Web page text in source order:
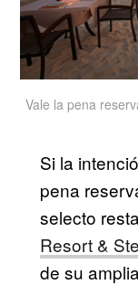
Vale la pena
Si la
pena
selecto
Resort &
de su